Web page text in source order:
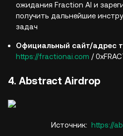
ожидания Fraction AI и
получить дальнейшие
задач
Официальный сайт/адрес
https://fractionai.com /
4. Abstract Airdrop
Источник: https://